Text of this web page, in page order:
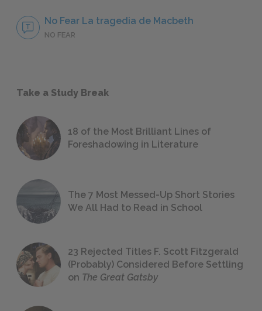
No Fear La tragedia de Macbeth
NO FEAR
Take a Study Break
18 of the Most Brilliant Lines of
Foreshadowing in Literature
The 7 Most Messed-Up Short Stories
We All Had to Read in School
23 Rejected Titles F. Scott Fitzgerald
(Probably) Considered Before Settling
on The Great Gatsby